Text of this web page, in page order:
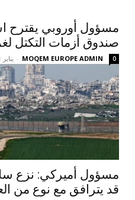
مسؤول أوروبي يقترح
صندوق أزمات التكتل
MOQEM EUROPE ADMIN
- يناير 31, 2026 0
مسؤول أميركي: نزع
قد يترافق مع نوع من